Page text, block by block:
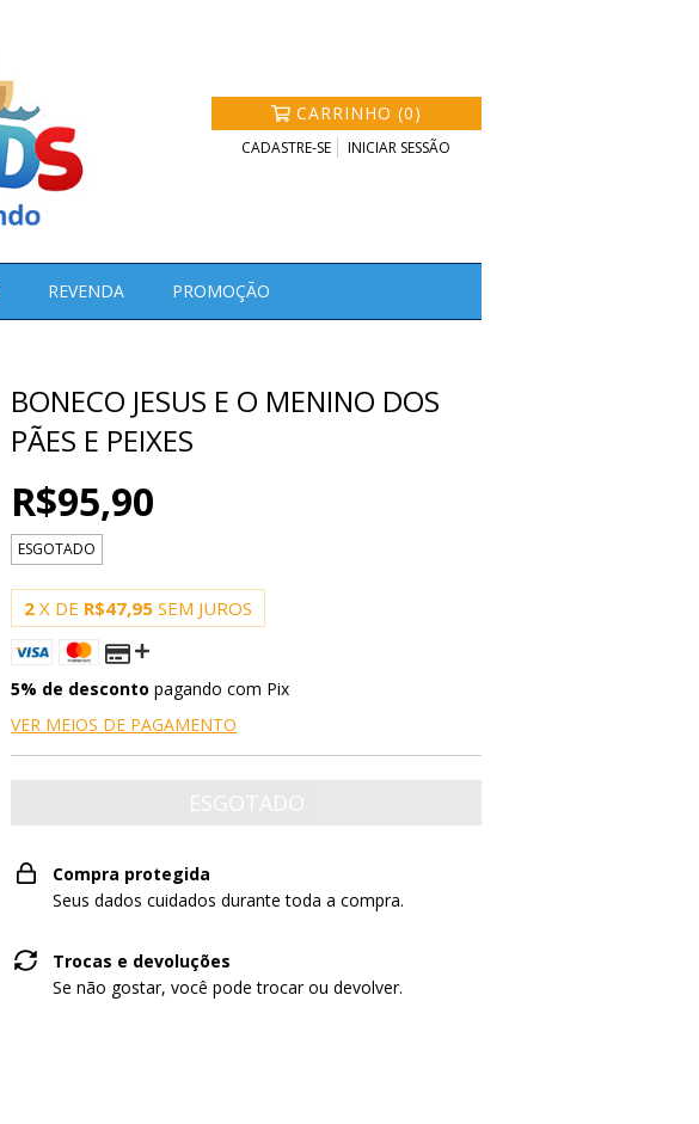
CARRINHO (0)
CADASTRE-SE INICIAR SESSÃO
REVENDA PROMOÇÃO
BONECO JESUS E O MENINO DOS
PÃES E PEIXES
R$95,90
ESGOTADO
2 X DE R$47,95 SEM JUROS
5% de desconto pagando com Pix
VER MEIOS DE PAGAMENTO
Compra protegida
Seus dados cuidados durante toda a compra.
Trocas e devoluções
Se não gostar, você pode trocar ou devolver.